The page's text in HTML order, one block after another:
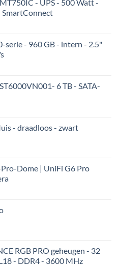
- UPS - 500 Watt -
SmartConnect
serie - 960 GB - intern - 2.5"
6 TB - SATA-
- draadloos - zwart
Dome | UniFi G6 Pro
RGB PRO geheugen - 32
- DDR4 - 3600 MHz